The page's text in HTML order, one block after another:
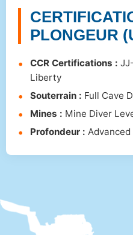
PLONGEUR
CCR Certifications :
Liberty
Souterrain : Full Cave
Mines : Mine Diver
Profondeur :